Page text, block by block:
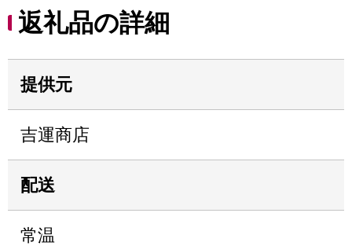
返礼品の詳細
提供元
吉運商店
配送
常温